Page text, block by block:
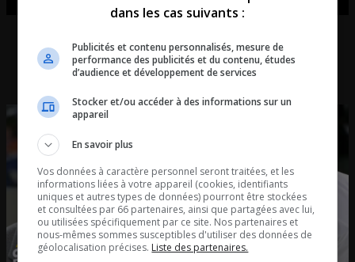
dans les cas suivants :
Publicités et contenu personnalisés, mesure de
performance des publicités et du contenu, études
d’audience et développement de services
Stocker et/ou accéder à des informations sur un
appareil
En savoir plus
Vos données à caractère personnel seront traitées, et les
informations liées à votre appareil (cookies, identifiants
uniques et autres types de données) pourront être stockées
et consultées par 66 partenaires, ainsi que partagées avec lui,
ou utilisées spécifiquement par ce site. Nos partenaires et
nous-mêmes sommes susceptibles d'utiliser des données de
géolocalisation précises. Liste des partenaires.